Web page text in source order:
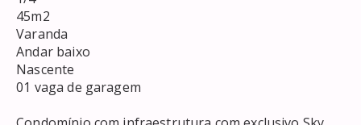
Varanda
Andar baixo
01 vaga de garagem